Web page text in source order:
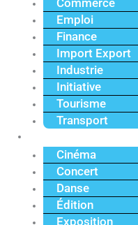
Commerce
Emploi
Finance
Import Export
Industrie
Initiative
Tourisme
Transport
Cinéma
Concert
Danse
Édition
Exposition